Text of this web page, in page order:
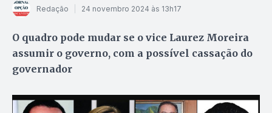
Redação 24 novembro 2024 às 13h17
O quadro pode mudar se o vice Laurez Moreira
assumir o governo, com a possível cassação do
governador